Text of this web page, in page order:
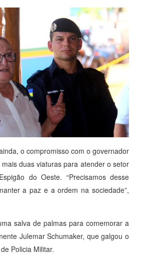
o compromisso com o governador
duas viaturas para atender o setor
do Oeste. “Precisamos desse
a paz e a ordem na sociedade”,
salva de palmas para comemorar a
Julemar Schumaker, que galgou o
Policia Militar.